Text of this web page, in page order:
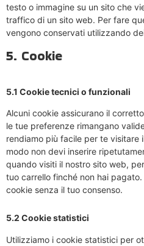
testo o immagine su un sito che
traffico di un sito web. Per fare
vengono conservati utilizzando
5. Cookie
5.1 Cookie tecnici o funzionali
Alcuni cookie assicurano il
le tue preferenze rimangano
rendiamo più facile per te visitare
modo non devi inserire
quando visiti il nostro sito web,
tuo carrello finché non hai
cookie senza il tuo consenso.
5.2 Cookie statistici
Utilizziamo i cookie statistici per